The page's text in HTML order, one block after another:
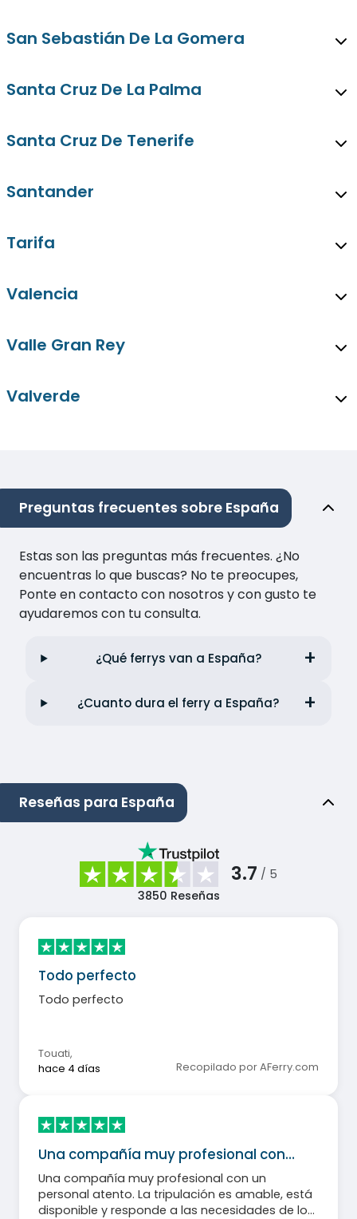
San Sebastián De La Gomera
Santa Cruz De La Palma
Santa Cruz De Tenerife
Santander
Tarifa
Valencia
Valle Gran Rey
Valverde
Preguntas frecuentes sobre España
Estas son las preguntas más frecuentes. ¿No
encuentras lo que buscas? No te preocupes,
Ponte en contacto con nosotros y con gusto te
ayudaremos con tu consulta.
¿Qué ferrys van a España?
¿Cuanto dura el ferry a España?
Reseñas para España
3.7 / 5
3850 Reseñas
Todo perfecto
Todo perfecto
Touati,
hace 4 días
Recopilado por AFerry.com
Una compañía muy profesional con…
Una compañía muy profesional con un
personal atento. La tripulación es amable, está
disponible y responde a las necesidades de los